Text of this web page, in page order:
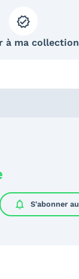
à ma collection
notifications S'abonner au